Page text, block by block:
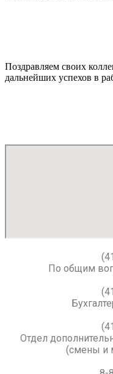
Поздравляем своих
дальнейших успехов в
По общим
Отдел
(смены и